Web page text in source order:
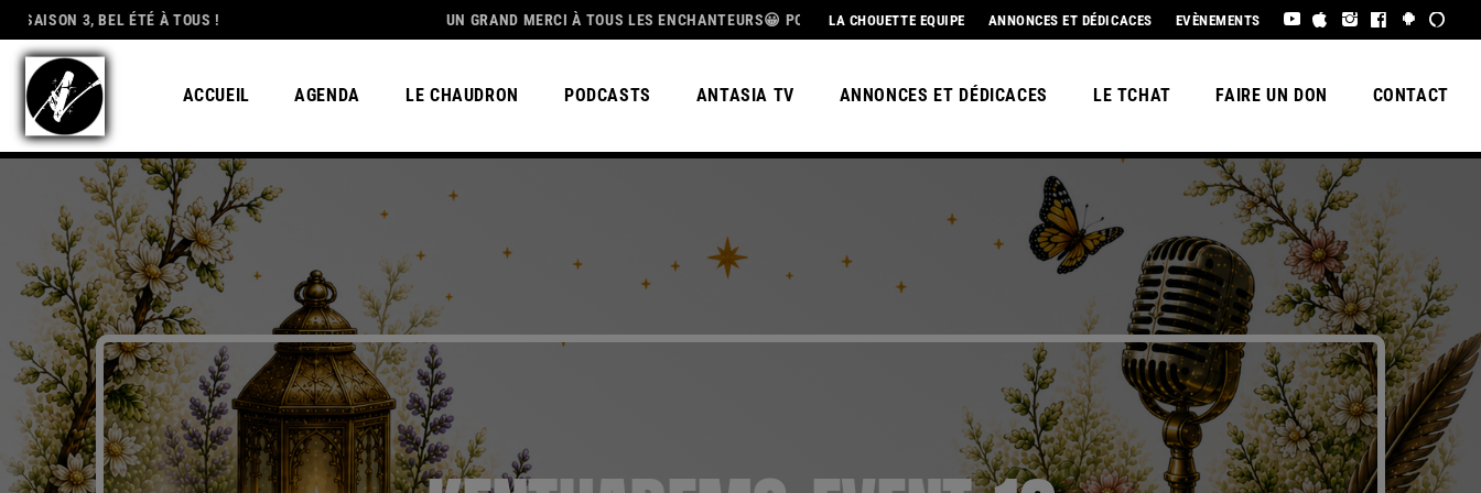
BEL ÉTÉ À TOUS ! UN GRAND MERCI À TOUS LES ENCHANTEURS😀 POUR CETTE MAGNIFIQUE SAISON 3, BEL ÉTÉ À TOUS !
LA CHOUETTE EQUIPE ANNONCES ET DÉDICACES EVÈNEMENTS
ACCUEIL AGENDA LE CHAUDRON PODCASTS ANTASIA TV ANNONCES ET DÉDICACES LE TCHAT FAIRE UN DON CONTACT